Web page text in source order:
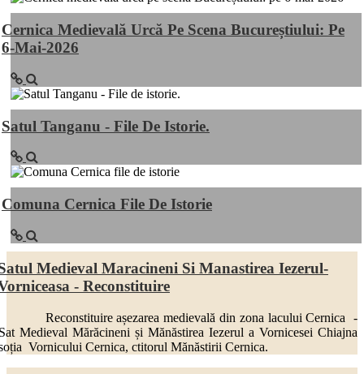
Cernica Medievală Urcă Pe Scena Bucureștiului: Pe
6-Mai-2026
Satul Tanganu - File De Istorie.
Comuna Cernica File De Istorie
Medieval Maracineni Si Manastirea Iezerul-
- Reconstituire
așezarea medievală din zona lacului Cernica -
Medieval Mărăcineni și Mănăstirea Iezerul a Vornicesei Chiajna
Vornicului Cernica, ctitorul Mănăstirii Cernica.